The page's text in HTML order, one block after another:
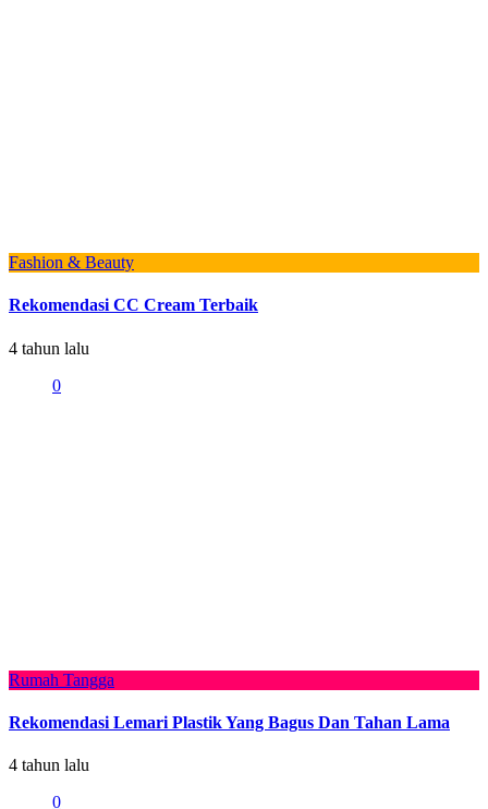
Fashion & Beauty
Rekomendasi CC Cream Terbaik
4 tahun lalu
0
Rumah Tangga
Rekomendasi Lemari Plastik Yang Bagus Dan Tahan Lama
4 tahun lalu
0